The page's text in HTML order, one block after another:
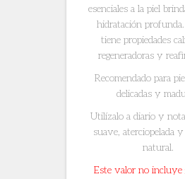
esenciales a la piel
hidratación
tiene propiedades
regeneradoras y
Recomendado para
delicadas y
Utilízalo a diario y
suave, aterciopelada
natural.
Este valor no incluye